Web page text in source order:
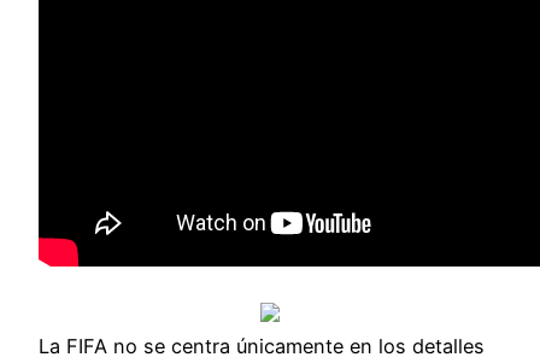
La FIFA no se centra únicamente en los detalles